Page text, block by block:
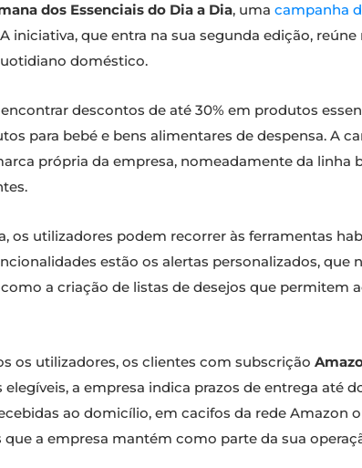
dos Essenciais do Dia a Dia, uma campanha
iniciativa, que entra na sua segunda edição,
doméstico.
descontos de até 30% em produtos
para bebé e bens alimentares de despensa. A
própria da empresa, nomeadamente da linha
os utilizadores podem recorrer às ferramentas
estão os alertas personalizados,
a criação de listas de desejos que
os utilizadores, os clientes com subscrição
a empresa indica prazos de entrega até
ao domicílio, em cacifos da rede Amazon
a empresa mantém como parte da sua